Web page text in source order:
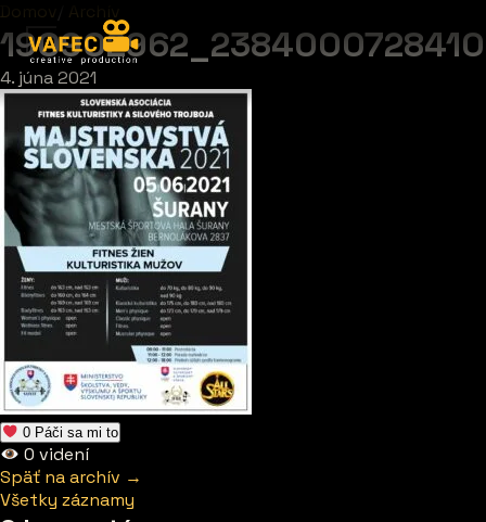
Domov Archív
4. júna 2021
0 Páči sa mi to
0 videní
Späť na archív →
Všetky záznamy